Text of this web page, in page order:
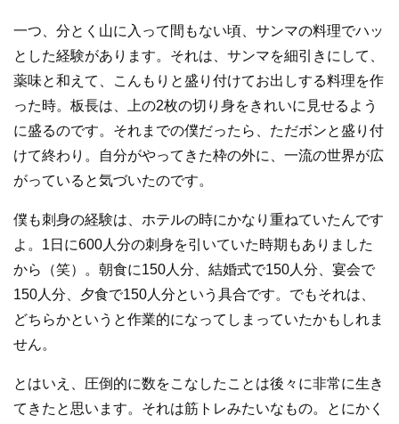
一つ、分とく山に入って間もない頃、サンマの料理でハッ
とした経験があります。それは、サンマを細引きにして、
薬味と和えて、こんもりと盛り付けてお出しする料理を作
った時。板長は、上の2枚の切り身をきれいに見せるよう
に盛るのです。それまでの僕だったら、ただボンと盛り付
けて終わり。自分がやってきた枠の外に、一流の世界が広
がっていると気づいたのです。
僕も刺身の経験は、ホテルの時にかなり重ねていたんです
よ。1日に600人分の刺身を引いていた時期もありました
から（笑）。朝食に150人分、結婚式で150人分、宴会で
150人分、夕食で150人分という具合です。でもそれは、
どちらかというと作業的になってしまっていたかもしれま
せん。
とはいえ、圧倒的に数をこなしたことは後々に非常に生き
てきたと思います。それは筋トレみたいなもの。とにかく